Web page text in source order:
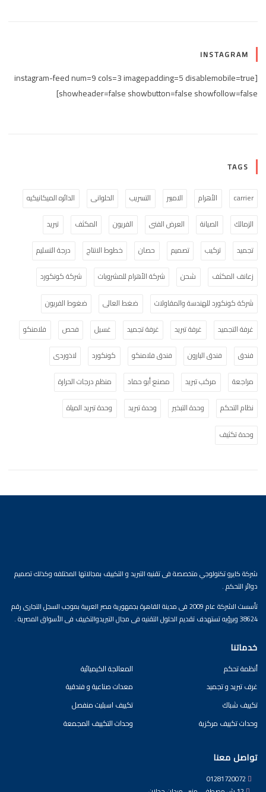
INSTAGRAM
[instagram-feed num=9 cols=3 imagepadding=5 disablemobile=true
showheader=false showbutton=false showfollow=false]
TAGS
carrier الأهرام الامبير التسريب الحلوانى
الدائره الميكانيكيه
الزمالك
الصيانة العرض الفنى الفريون المكثف
تبريد
تجميد
تركيب تصميم حصان خطوط الانتاج
درجة التسليم
زعانف المكثف
شحن شركة الأهرام للمشروبات
شركة كونكورد
شركة كونكورد للهندسة والمقاولات
ضغط العالى
ضغوط الفريون
غرفة التجميد
غرفة تبريد غرفة تجميد غسيل فحص
فلامنكو
فندق
فندق البارون فندق فلامنكو كونكورد
لاذوردى
مراجعة
مركب تبريد مصنع أبو حماد
منظم درجات الحرارة
نظام التحكم
وحدة التبخير وحدة تبريد
وحدة تبريد المياة
وحدة تكثيف
شركة كايرو تكنولوجي متخصصة فى تقنيه التبريد و التكييف بمجالاتها المختلفه وكذلك تصميم
دوائر التحكم .
تأسست الشركة عام 2009 فى مدينة القاهرة بجمهورية مصر العربية بموجب السجل التجارى رقم
38624 وبرؤيه تستهدف تقديم الحلول التقنيه فى مجال التبريدوالتكييف فى الأسواق المصرية .
خدماتنا
أنظمة تحكم
المعالجة الكيميائية
غرف تبريد و تجميد
معدات صناعية و فندقية
تكييف شباك
تكييف اسبليت منفصل
وحدات تكييف مركزية
وحدات التكييف المجمعة
تواصل معنا